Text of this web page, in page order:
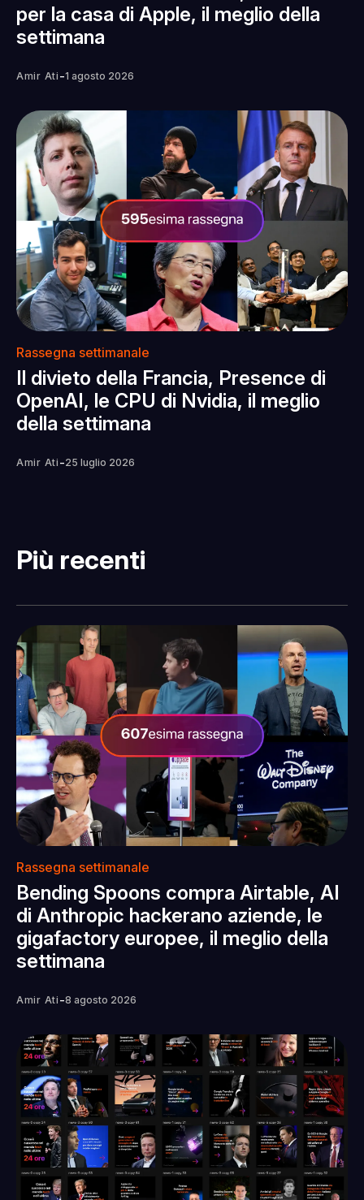
per la casa di Apple, il meglio della
settimana
Amir Ati -1 agosto 2026
Rassegna settimanale
Il divieto della Francia, Presence di
OpenAI, le CPU di Nvidia, il meglio
della settimana
Amir Ati -25 luglio 2026
Più recenti
Rassegna settimanale
Bending Spoons compra Airtable, AI
di Anthropic hackerano aziende, le
gigafactory europee, il meglio della
settimana
Amir Ati -8 agosto 2026